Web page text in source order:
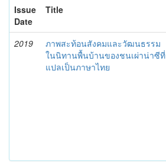
Issue
Date
Title
2019
ภาพสะท้อนสังคมและวัฒนธรรม
ในนิทานพื้นบ้านของชนเผ่าน่าซีที่
แปลเป็นภาษาไทย